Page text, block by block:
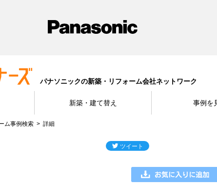
パナソニックの新築・リフォーム会社ネットワーク
新築・建て替え 事例を
ム事例検索 詳細